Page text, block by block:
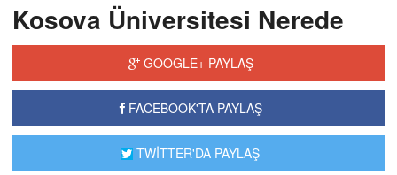
Kosova Üniversitesi Nerede
GOOGLE+ PAYLAŞ
FACEBOOK'TA PAYLAŞ
TWİTTER'DA PAYLAŞ